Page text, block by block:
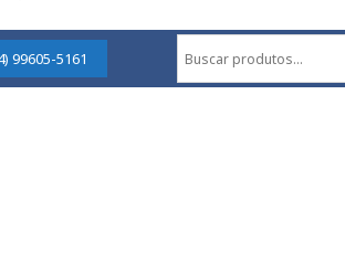
99605-5161